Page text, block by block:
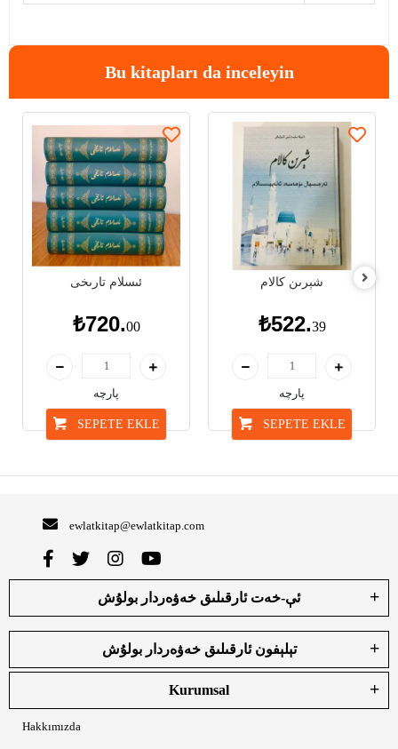
Bu kitapları da inceleyin
ئىسلام تارىخى
₺720.00
پارچە
SEPETE EKLE
شېرىن كالام
₺522.39
پارچە
SEPETE EKLE
ewlatkitap@ewlatkitap.com
ئې-خەت ئارقىلىق خەۋەردار بولۇش
تېلېفون ئارقىلىق خەۋەردار بولۇش
Kurumsal
Hakkımızda